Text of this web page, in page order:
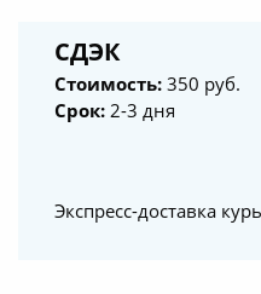
СДЭК
Стоимость: 350 руб.
Срок: 2-3 дня
Экспресс-доставка